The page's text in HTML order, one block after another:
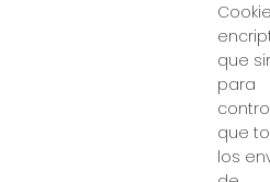
que
para
que
los